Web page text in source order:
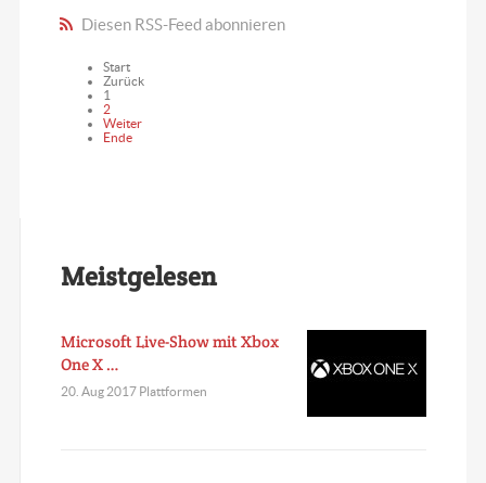
Diesen RSS-Feed abonnieren
Start
Zurück
1
2
Weiter
Ende
Meistgelesen
Microsoft Live-Show mit Xbox
One X …
20. Aug 2017 Plattformen